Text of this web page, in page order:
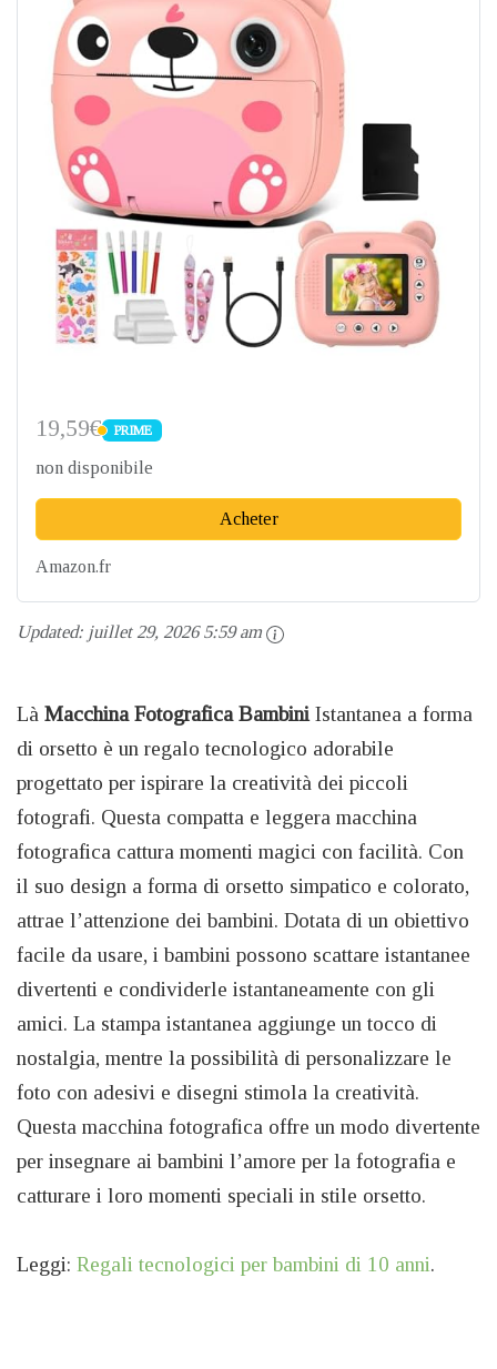
19,59€ PRIME
PRIME
non disponibile
Acheter
Amazon.fr
Updated: juillet 29, 2026 5:59 am
Là Macchina Fotografica Bambini Istantanea a forma
di orsetto è un regalo tecnologico adorabile
progettato per ispirare la creatività dei piccoli
fotografi. Questa compatta e leggera macchina
fotografica cattura momenti magici con facilità. Con
il suo design a forma di orsetto simpatico e colorato,
attrae l’attenzione dei bambini. Dotata di un obiettivo
facile da usare, i bambini possono scattare istantanee
divertenti e condividerle istantaneamente con gli
amici. La stampa istantanea aggiunge un tocco di
nostalgia, mentre la possibilità di personalizzare le
foto con adesivi e disegni stimola la creatività.
Questa macchina fotografica offre un modo divertente
per insegnare ai bambini l’amore per la fotografia e
catturare i loro momenti speciali in stile orsetto.
Leggi: Regali tecnologici per bambini di 10 anni.